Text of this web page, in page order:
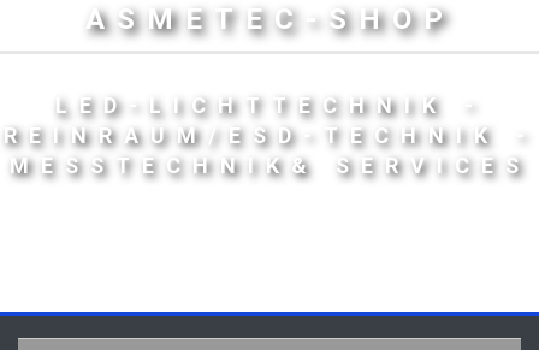
ASMETEC-SHOP
LED-LICHTTECHNIK -
REINRAUM/ESD-TECHNIK -
MESSTECHNIK& SERVICES